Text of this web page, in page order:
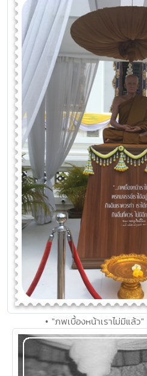
• "ภพเบื้องหน้าเราไม่มีแล้